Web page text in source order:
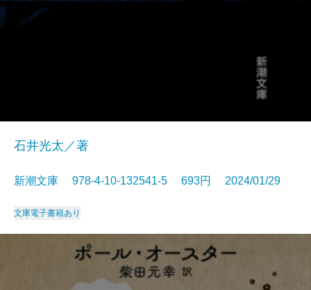
石井光太／著
新潮文庫 978-4-10-132541-5 693円 2024/01/29
文庫電子書籍あり